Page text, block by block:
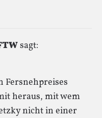
sagt:
Fersnehpreises
heraus, mit wem
nicht in einer